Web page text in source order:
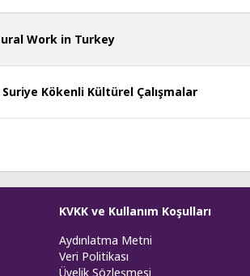
Work in Turkey
Kökenli Kültürel Çalışmalar
KVKK ve Kullanım Koşulları
Aydınlatma Metni
Veri Politikası
Üyelik Sözleşmesi